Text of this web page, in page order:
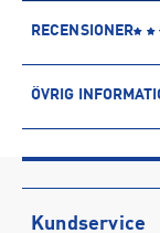
RECENSIONER
ÖVRIG
Produktnummer:
Leverantörens
Artikelnummer:
Kundservice